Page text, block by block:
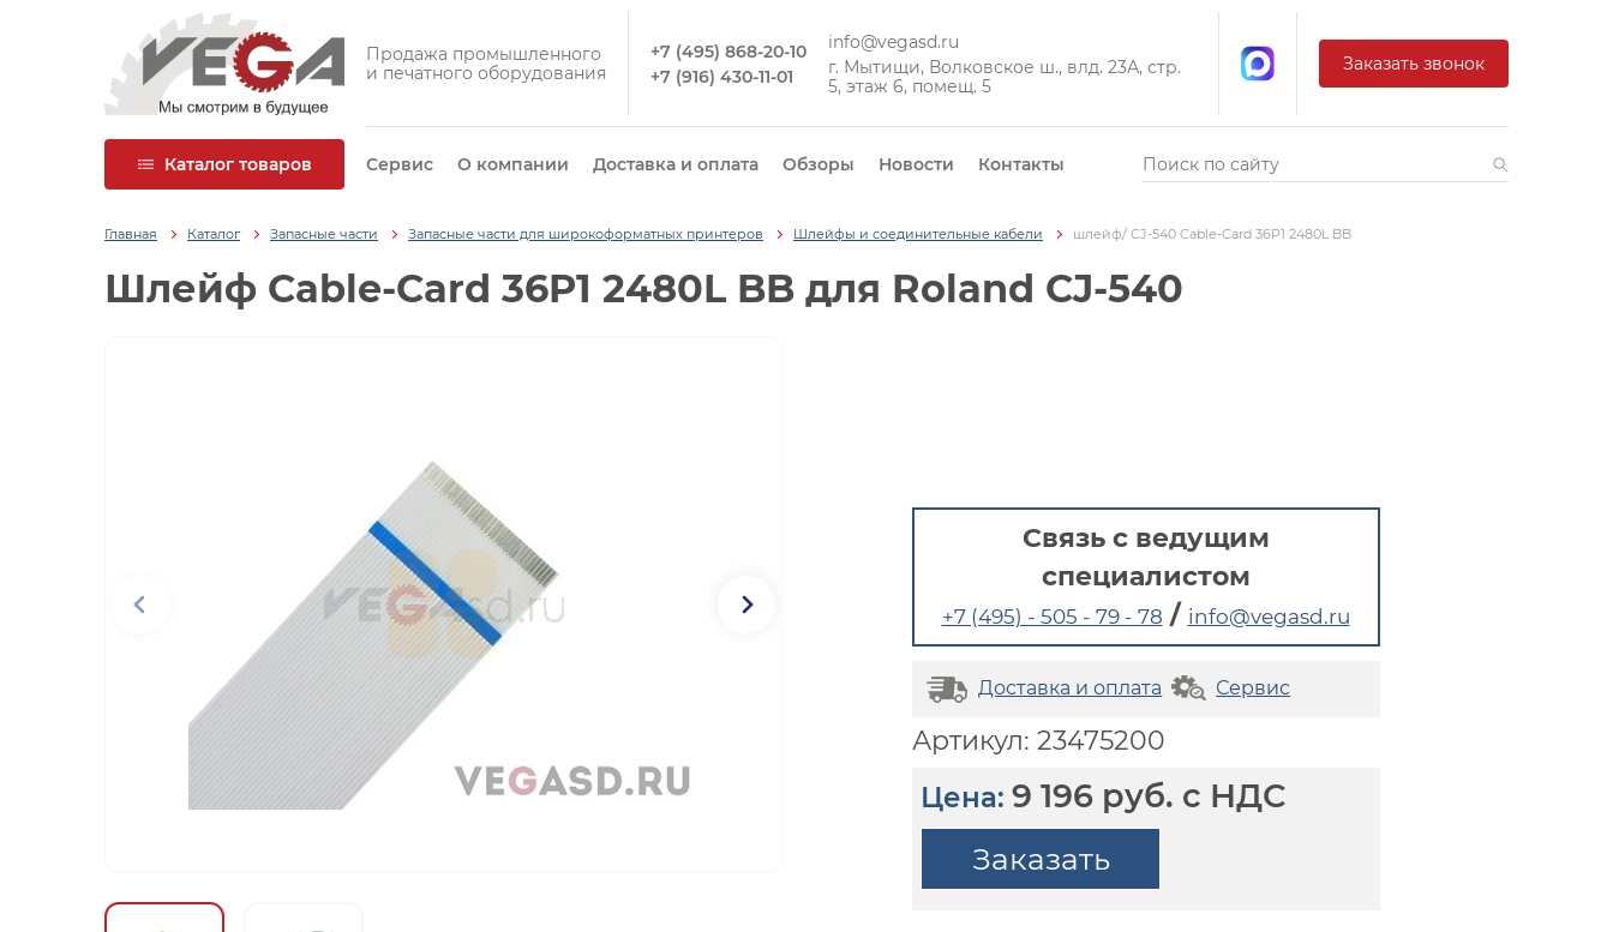
Продажа промышленного
и печатного оборудования
+7 (495) 868-20-10
+7 (916) 430-11-01
info@vegasd.ru
г. Мытищи, Волковское ш., влд. 23А, стр.
5, этаж 6, помещ. 5
Заказать звонок
Каталог товаров Сервис О компании Доставка и оплата Обзоры Новости Контакты
Главная Каталог Запасные части Запасные части для широкоформатных принтеров Шлейфы и соединительные кабели шлейф/ CJ-540 Cable-Card 36P1 2480L BB
Шлейф Cable-Card 36P1 2480L BB для Roland CJ-540
Связь с ведущим
специалистом
+7 (495) - 505 - 79 - 78 / info@vegasd.ru
Доставка и оплата Сервис
Артикул: 23475200
Цена:9 196 руб. с НДС
Заказать